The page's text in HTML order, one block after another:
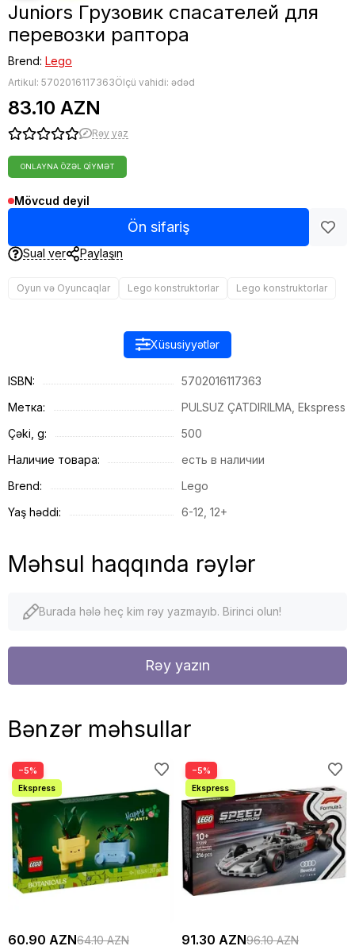
Juniors Грузовик спасателей для
перевозки раптора
Brend: Lego
Artikul: 5702016117363Ölçü vahidi: ədəd
83.10 AZN
Rəy yaz
ONLAYNA ÖZƏL QIYMƏT
Mövcud deyil
Ön sifariş
Sual ver Paylaşın
Oyun və Oyuncaqlar Lego konstruktorlar Lego konstruktorlar
Xüsusiyyətlər
ISBN:
5702016117363
Метка:
PULSUZ ÇATDIRILMA, Ekspress
Çəki, g:
500
Наличие товара:
есть в наличии
Brend:
Lego
Yaş həddi:
6-12, 12+
Məhsul haqqında rəylər
Burada hələ heç kim rəy yazmayıb. Birinci olun!
Rəy yazın
Bənzər məhsullar
−5%
60.90 AZN64.10 AZN
−5%
91.30 AZN96.10 AZN